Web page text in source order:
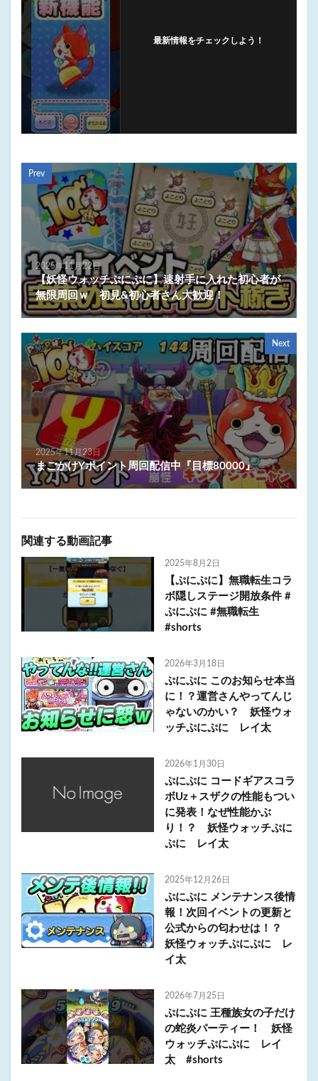
最新情報をチェックしよう！
Prev
2025年11月22日
【妖怪ウォッチぷにぷに】速射手に入れた初心者が
無限周回ｗ 初見&初心者さん大歓迎！
Next
2025年11月23日
まごかけYポイント周回配信中『目標80000』
関連する動画記事
2025年8月2日
【ぷにぷに】無職転生コラ
ボ隠しステージ開放条件 #
ぷにぷに #無職転生
#shorts
2026年3月18日
ぷにぷに このお知らせ本当
に！？運営さんやってんじ
ゃないのかい？ 妖怪ウォ
ッチぷにぷに レイ太
2026年1月30日
ぷにぷに コードギアスコラ
ボUz＋スザクの性能もつい
に発表！なぜ性能かぶ
り！？ 妖怪ウォッチぷに
ぷに レイ太
2025年12月26日
ぷにぷに メンテナンス後情
報！次回イベントの更新と
公式からの匂わせは！？
妖怪ウォッチぷにぷに レ
イ太
2026年7月25日
ぷにぷに 王種族女の子だけ
の蛇炎パーティー！ 妖怪
ウォッチぷにぷに レイ
太 #shorts